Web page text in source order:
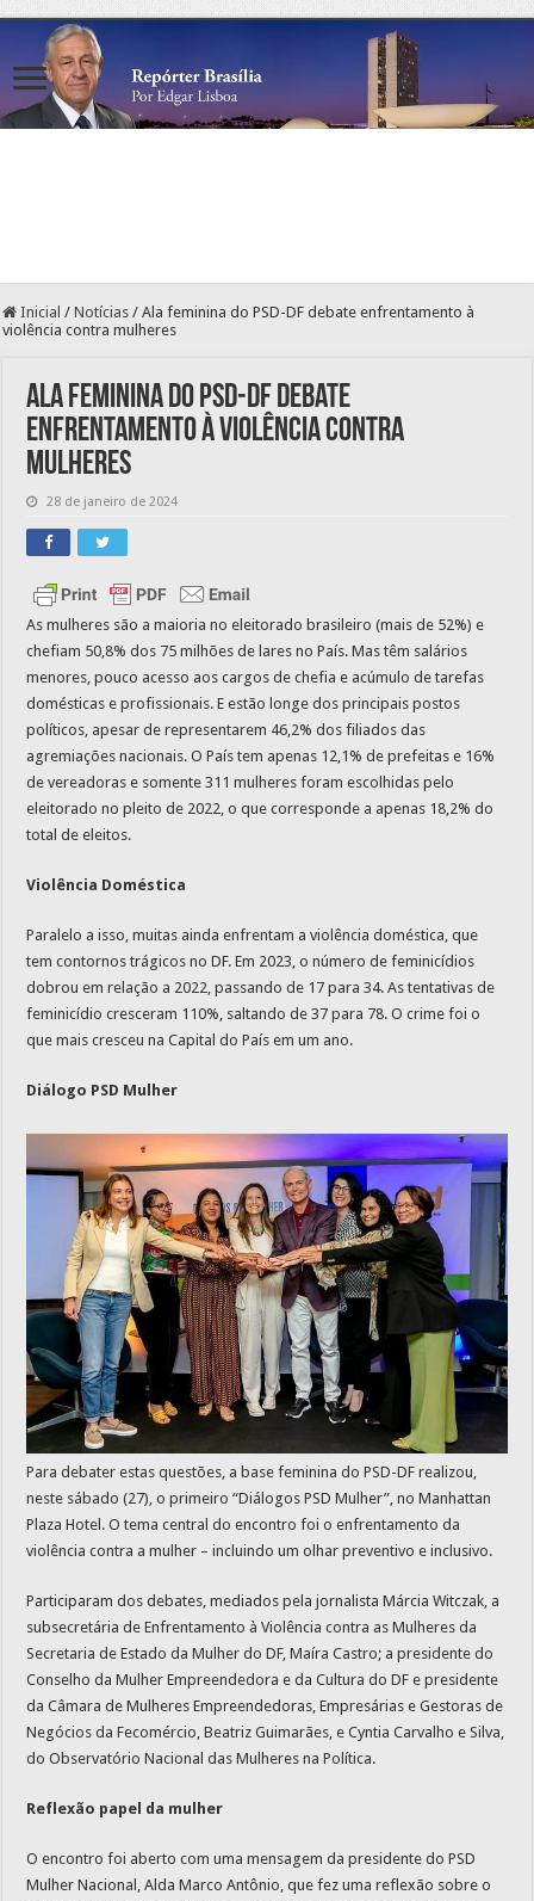
Inicial / Notícias / Ala feminina do PSD-DF debate enfrentamento à
violência contra mulheres
Ala feminina do PSD-DF debate
enfrentamento à violência contra
mulheres
28 de janeiro de 2024
As mulheres são a maioria no eleitorado brasileiro (mais de 52%) e
chefiam 50,8% dos 75 milhões de lares no País. Mas têm salários
menores, pouco acesso aos cargos de chefia e acúmulo de tarefas
domésticas e profissionais. E estão longe dos principais postos
políticos, apesar de representarem 46,2% dos filiados das
agremiações nacionais. O País tem apenas 12,1% de prefeitas e 16%
de vereadoras e somente 311 mulheres foram escolhidas pelo
eleitorado no pleito de 2022, o que corresponde a apenas 18,2% do
total de eleitos.
Violência Doméstica
Paralelo a isso, muitas ainda enfrentam a violência doméstica, que
tem contornos trágicos no DF. Em 2023, o número de feminicídios
dobrou em relação a 2022, passando de 17 para 34. As tentativas de
feminicídio cresceram 110%, saltando de 37 para 78. O crime foi o
que mais cresceu na Capital do País em um ano.
Diálogo PSD Mulher
Para debater estas questões, a base feminina do PSD-DF realizou,
neste sábado (27), o primeiro “Diálogos PSD Mulher”, no Manhattan
Plaza Hotel. O tema central do encontro foi o enfrentamento da
violência contra a mulher – incluindo um olhar preventivo e inclusivo.
Participaram dos debates, mediados pela jornalista Márcia Witczak, a
subsecretária de Enfrentamento à Violência contra as Mulheres da
Secretaria de Estado da Mulher do DF, Maíra Castro; a presidente do
Conselho da Mulher Empreendedora e da Cultura do DF e presidente
da Câmara de Mulheres Empreendedoras, Empresárias e Gestoras de
Negócios da Fecomércio, ⁠Beatriz Guimarães, e Cyntia Carvalho e Silva,
do Observatório Nacional das Mulheres na Política.
Reflexão papel da mulher
O encontro foi aberto com uma mensagem da presidente do PSD
Mulher Nacional, Alda Marco Antônio, que fez uma reflexão sobre o